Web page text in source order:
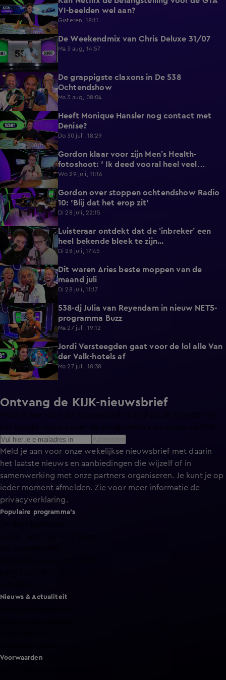
VI-beelden wel aan?
Gisteren, 18:11
24:39 De Weekendmix van Chris Deluxe 31/07
Ma 3 aug, 14:57
1:36
De grappigste claxons in De 538
Ochtendshow
Ma 3 aug, 08:04
5:35
Heeft Monique Hansler nog contact met
Denise?
Do 30 juli, 18:29
4:33
Gordon klaar voor zijn Men’s Health-
fotoshoot: ' Ik deed vooral heel veel
wandelen'.
Wo 29 juli, 11:16
4:28
Gordon over stoppen ochtendshow Radio
10: 'Blij dat het erop zit'
Di 28 juli, 22:15
4:45
Luisteraar ontdekt dat de ‘inbreker’ een
heel bekende bleek te zijn...
Di 28 juli, 17:45
2:23
Dit waren Aries beste moppen van de
maand juli
Di 28 juli, 11:17
3:09
538-dj Julia van Reyendam in nieuw NET5-
programma Buzz
Ma 27 juli, 19:12
4:47
Jordi Versteegden gaat voor de lol alle Van
der Valk-hotels af
Ma 27 juli, 18:38
Ontvang de KIJK-nieuwsbrief
Meld je aan voor de nieuwsbrief en blijf op de hoogte van
Meld je aan voor onze wekelijkse nieuwsbrief met daarin
het laatste nieuws en aanbiedingen die wijzelf of in
samenwerking met onze partners organiseren. Je kunt je op
ieder moment afmelden. Zie voor meer informatie de
privacyverklaring.
Populaire programma's
Nieuws & Actualiteit
Voorwaarden